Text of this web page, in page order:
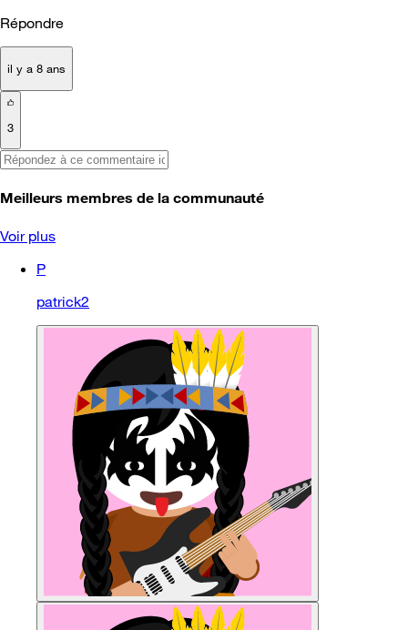
Répondre
il y a 8 ans
3
Meilleurs membres de la communauté
Voir plus
P
patrick2